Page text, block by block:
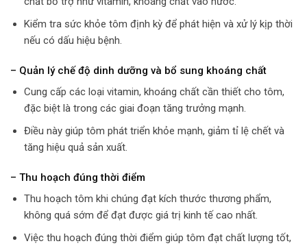
Kiểm tra sức khỏe tôm định kỳ để phát hiện và xử lý kịp thời
nếu có dấu hiệu bệnh.
– Quản lý chế độ dinh dưỡng và bổ sung khoáng chất
Cung cấp các loại vitamin, khoáng chất cần thiết cho tôm,
đặc biệt là trong các giai đoạn tăng trưởng mạnh.
Điều này giúp tôm phát triển khỏe mạnh, giảm tỉ lệ chết và
tăng hiệu quả sản xuất.
– Thu hoạch đúng thời điểm
Thu hoạch tôm khi chúng đạt kích thước thương phẩm,
không quá sớm để đạt được giá trị kinh tế cao nhất.
Việc thu hoạch đúng thời điểm giúp tôm đạt chất lượng tốt,